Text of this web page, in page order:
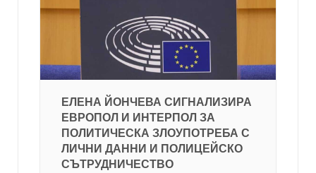
ЕЛЕНА ЙОНЧЕВА СИГНАЛИЗИРА
ЕВРОПОЛ И ИНТЕРПОЛ ЗА
ПОЛИТИЧЕСКА ЗЛОУПОТРЕБА С
ЛИЧНИ ДАННИ И ПОЛИЦЕЙСКО
СЪТРУДНИЧЕСТВО